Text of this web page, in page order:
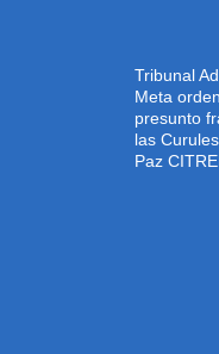
Tribunal
Meta
presunto
las
Paz